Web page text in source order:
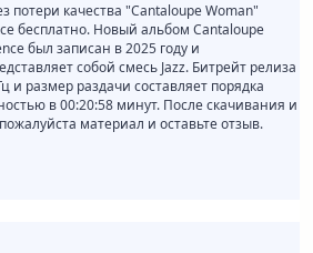
потери качества "Cantaloupe Woman"
бесплатно. Новый альбом Cantaloupe
был записан в 2025 году и
собой смесь Jazz. Битрейт релиза
и размер раздачи составляет порядка
в 00:20:58 минут. После скачивания и
материал и оставьте отзыв.